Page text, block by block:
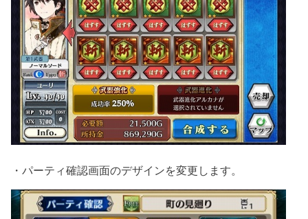
・パーティ確認画面のデザインを変更します。